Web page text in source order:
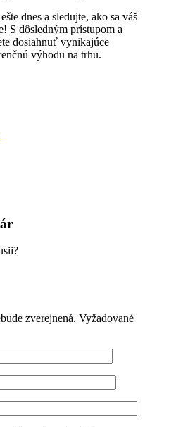
ešte dnes a sledujte, ako sa váš
S dôsledným prístupom a
dosiahnuť vynikajúce
výhodu na trhu.
zverejnená. Vyžadované